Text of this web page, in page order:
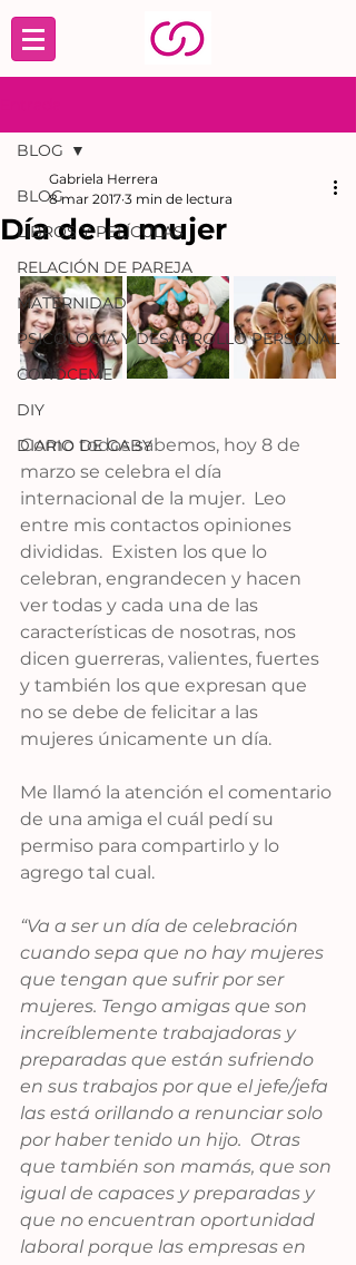
BLOG
LIBROS Y PELÍCULAS
RELACIÓN DE PAREJA
MATERNIDAD
PSICOLOGÍA Y DESARROLLO PERSONAL
CONÓCEME
DIY
DIARIO DE GABY
BLOG
Día de la mujer
Gabriela Herrera
8 mar 2017 3 min de lectura
Como todos sabemos, hoy 8 de
marzo se celebra el día
internacional de la mujer.  Leo
entre mis contactos opiniones
divididas.  Existen los que lo
celebran, engrandecen y hacen
ver todas y cada una de las
características de nosotras, nos
dicen guerreras, valientes, fuertes
y también los que expresan que
no se debe de felicitar a las
mujeres únicamente un día.
Me llamó la atención el comentario
de una amiga el cuál pedí su
permiso para compartirlo y lo
agrego tal cual.
“Va a ser un día de celebración
cuando sepa que no hay mujeres
que tengan que sufrir por ser
mujeres. Tengo amigas que son
increíblemente trabajadoras y
preparadas que están sufriendo
en sus trabajos por que el jefe/jefa
las está orillando a renunciar solo
por haber tenido un hijo.  Otras
que también son mamás, que son
igual de capaces y preparadas y
que no encuentran oportunidad
laboral porque las empresas en